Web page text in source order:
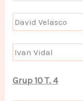
David Velasco
Ivan Vidal
Grup 10 T. 4